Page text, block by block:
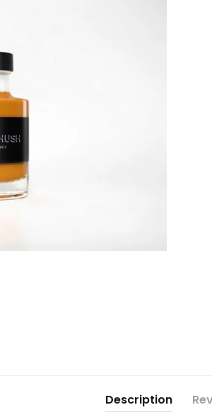
Description